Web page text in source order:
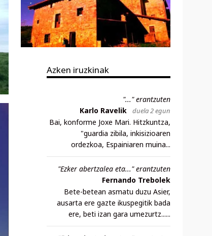
Azken iruzkinak
"..." erantzuten
Karlo Ravelik
duela 2 egun
Bai, konforme Joxe Mari. Hitzkuntza,
"guardia zibila, inkisizioaren
ordezkoa, Espainiaren muina...
"Ezker abertzalea eta..." erantzuten
Fernando Trebolek
Bete-betean asmatu duzu Asier,
ausarta ere gazte ikuspegitik bada
ere, beti izan gara umezurtz......